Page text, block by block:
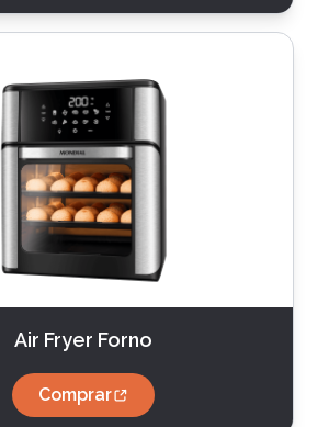
Air Fryer Forno
Comprar